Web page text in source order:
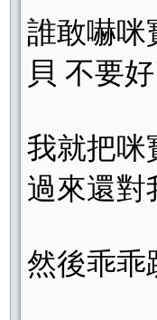
誰敢嚇
貝 不要
我就把
過來還對
然後乖乖